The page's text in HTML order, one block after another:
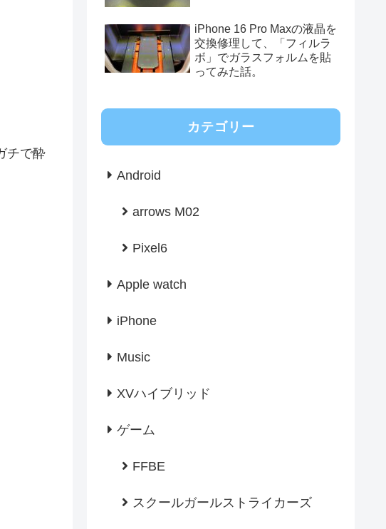
チで酔
iPhone 16 Pro Maxの液晶を
交換修理して、「フィルラ
ボ」でガラスフォルムを貼
ってみた話。
カテゴリー
Android
arrows M02
Pixel6
Apple watch
iPhone
Music
XVハイブリッド
ゲーム
FFBE
スクールガールストライカーズ